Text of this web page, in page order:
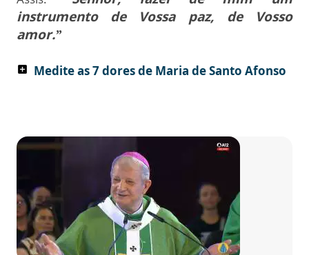
instrumento de Vossa paz, de Vosso
amor.”
add_box Medite as 7 dores de Maria de Santo Afonso